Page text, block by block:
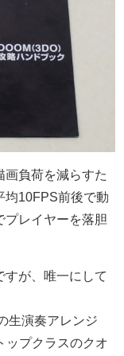
画負荷を減らすた
均10FPS前後で動
プレイヤーを落胆
すが、唯一にして
生演奏アレンジ
ップクラスのクオ